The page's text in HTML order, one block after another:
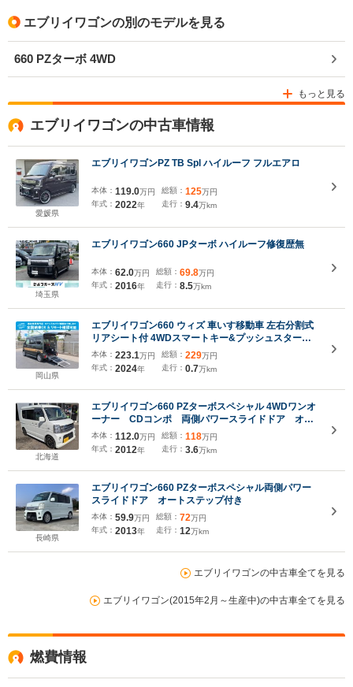
エブリイワゴンの別のモデルを見る
660 PZターボ 4WD
もっと見る
エブリイワゴンの中古車情報
愛媛県
エブリイワゴンPZ TB Spl ハイルーフ フルエアロ
本体： 119.0万円
年式： 2022年
総額： 125万円
走行： 9.4万km
埼玉県
エブリイワゴン660 JPターボ ハイルーフ修復歴無
本体： 62.0万円
年式： 2016年
総額： 69.8万円
走行： 8.5万km
岡山県
エブリイワゴン660 ウィズ 車いす移動車 左右分割式
リアシート付 4WDスマートキー&プッシュスター
ト 衝突被害軽減ブレーキ ナビ・テレビ・バックカ
メラ オートAC リヤヒーター シートヒーター
ETC ドラレコ 木目調サイドデカール アルミホイ
ール 車いす用ウィンチ
本体： 223.1万円
年式： 2024年
総額： 229万円
走行： 0.7万km
北海道
エブリイワゴン660 PZターボスペシャル 4WDワンオ
ーナー CDコンポ 両側パワースライドドア オー
トステップ シートヒーター フォグランプ LEDハ
イマウントストップランプ
本体： 112.0万円
年式： 2012年
総額： 118万円
走行： 3.6万km
長崎県
エブリイワゴン660 PZターボスペシャル両側パワー
スライドドア オートステップ付き
本体： 59.9万円
年式： 2013年
総額： 72万円
走行： 12万km
エブリイワゴンの中古車全てを見る
エブリイワゴン(2015年2月～生産中)の中古車全てを見る
燃費情報